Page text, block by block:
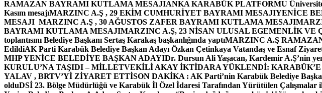
RAMAZAN BAYRAMI KUTLAMA MESAJIANKA KARABÜK PLATFORMU Üniversite
Kasım mesajıMARZINC A.Ş , 29 EKİM CUMHURİYET BAYRAMI MESAJIYENİCE
MESAJI MARZINC A.Ş , 30 AĞUSTOS ZAFER BAYRAMI KUTLAMA MESAJI
BAYRAMI KUTLAMA MESAJIMARZINC A.Ş, 23 NİSAN ULUSAL EGEMENLİK
toplantısını Belediye Başkanı Sertaş Karakaş başkanlığında yaptıMARZINC A.Ş
EdildiAK Parti Karabük Belediye Başkan Adayı Özkan Çetinkaya Vatandaş ve Esnaf
MHP YENİCE BELEDİYE BAŞKAN ADAYIDr. Dursun Ali Yaşacan, Kardemir A.Ş’nin
KURULU’NA TAŞIDI – MİLLETVEKİLİ AKAY İKTİDARA YÜKLENDİ: KARABÜK’E
YALAV , BRTV’Yİ ZİYARET ETTİSON DAKİKA : AK Parti’nin Karabük Belediye
olduDSİ 23. Bölge Müdürlüğü ve Karabük İl Özel İdaresi Tarafından Yürütülen Çalışmalar